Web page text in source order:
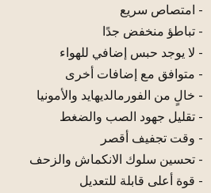
- امتصاص سريع
- تباطؤ منخفض جدًا
- لا يوجد حبس إضافي للهواء
- متوافق مع إضافات أخرى
- خالٍ من الفورمالديهايد والأمونيا
- تقليل جهود الصب والضغط
- وقت تجفيف أقصر
- تحسين سلوك الانكماش والزحف
- قوة أعلى قابلة للتعديل